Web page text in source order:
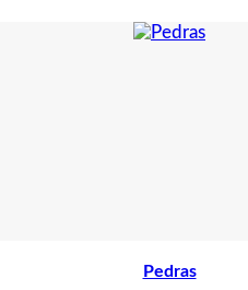
Pedras